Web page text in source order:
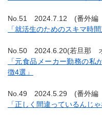
No.51 2024.7.12 (番外編
「就活生のためのスキマ時
No.50 2024.6.20(若旦那
「元食品メーカー勤務の
徴4選」
No.49 2024.5.29 (番外編
「正しく間違っているんじ